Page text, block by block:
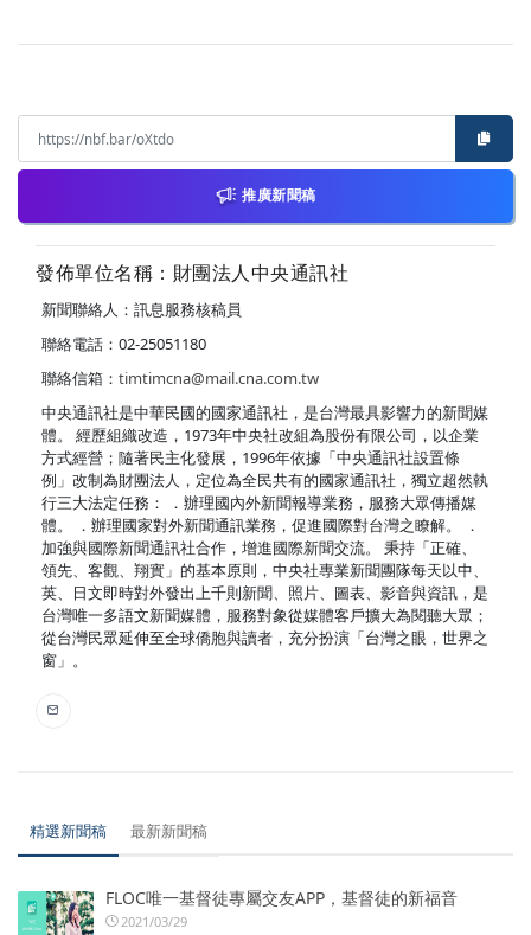
推廣新聞稿
發佈單位名稱：財團法人中央通訊社
新聞聯絡人：訊息服務核稿員
聯絡電話：02-25051180
聯絡信箱： timtimcna@mail.cna.com.tw
中央通訊社是中華民國的國家通訊社，是台灣最具影響力的新聞媒
體。 經歷組織改造，1973年中央社改組為股份有限公司，以企業
方式經營；隨著民主化發展，1996年依據「中央通訊社設置條
例」改制為財團法人，定位為全民共有的國家通訊社，獨立超然執
行三大法定任務： ．辦理國內外新聞報導業務，服務大眾傳播媒
體。 ．辦理國家對外新聞通訊業務，促進國際對台灣之瞭解。 ．
加強與國際新聞通訊社合作，增進國際新聞交流。 秉持「正確、
領先、客觀、翔實」的基本原則，中央社專業新聞團隊每天以中、
英、日文即時對外發出上千則新聞、照片、圖表、影音與資訊，是
台灣唯一多語文新聞媒體，服務對象從媒體客戶擴大為閱聽大眾；
從台灣民眾延伸至全球僑胞與讀者，充分扮演「台灣之眼，世界之
窗」。
精選新聞稿 最新新聞稿
FLOC唯一基督徒專屬交友APP，基督徒的新福音
2021/03/29